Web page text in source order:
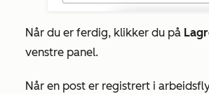
Når du er ferdig, klikker du på
venstre panel.
Når en post er registrert i